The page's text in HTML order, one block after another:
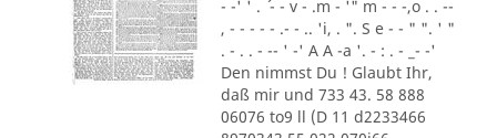
- -' ' . ´ - - v - .m - '" m - - -,o . . --
, - - - - - .- - .. 'i, . ". S e - - " ". ' "
. - . . - -- ' -' A A -a '. - : . - _- -'
Den nimmst Du ! Glaubt Ihr,
daß mir und 733 43. 58 888
06076 to9 ll (D 11 d2233466